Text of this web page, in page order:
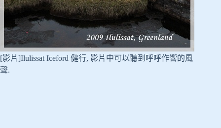
[影片]Ilulissat Iceford 健行, 影片中可以聽到呼呼作響的風
聲.